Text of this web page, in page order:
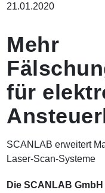
a
n
a
v
g
i
n
21.01.2020
Mehr
für
SCANLAB erweitert
Laser-Scan-Systeme
Die SCANLAB